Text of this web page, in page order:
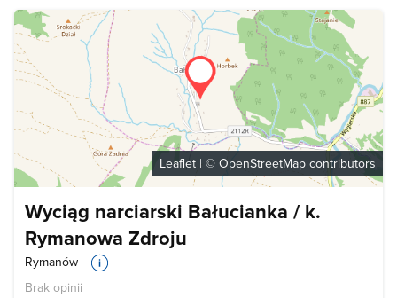
Leaflet | © OpenStreetMap contributors
Wyciąg narciarski Bałucianka / k.
Rymanowa Zdroju
Rymanów
Brak opinii